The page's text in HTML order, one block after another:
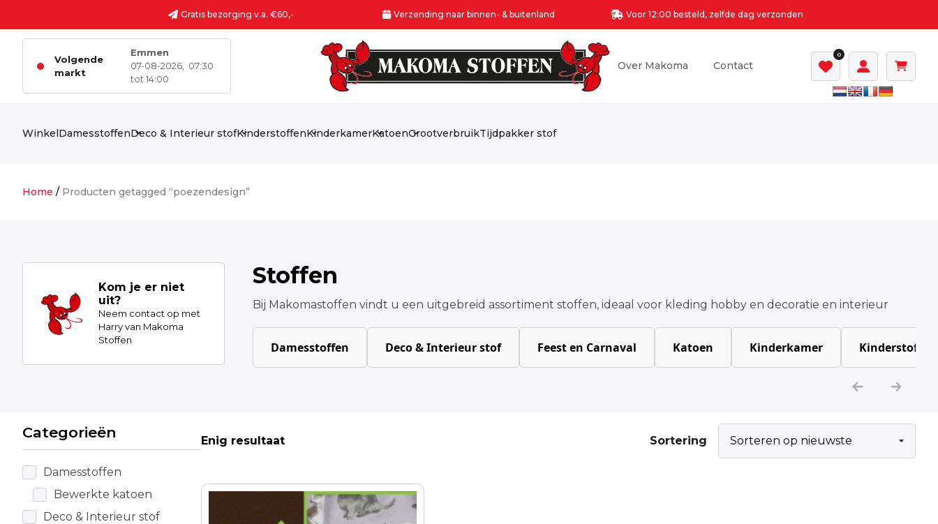
Gratis bezorging v.a. €60,- Verzending naar binnen- & buitenland Voor 12:00 besteld, zelfde dag verzonden
Volgende
markt
Emmen
07-08-2026,
07:30
tot 14:00
Over Makoma Contact
0
WinkelDamesstoffenDeco & Interieur stofKinderstoffenKinderkamerKatoenGrootverbruikTijdpakker stof
Home / Producten getagged “poezendesign”
Kom je er niet
uit?
Neem contact op met
Harry van Makoma
Stoffen
Stoffen
Bij Makomastoffen vindt u een uitgebreid assortiment stoffen, ideaal voor kleding hobby en decoratie en interieur
Damesstoffen Deco & Interieur stof Feest en Carnaval Katoen Kinderkamer Kinderstoffen
Categorieën
Damesstoffen
Bewerkte katoen
Deco & Interieur stof
Enig resultaat Sortering